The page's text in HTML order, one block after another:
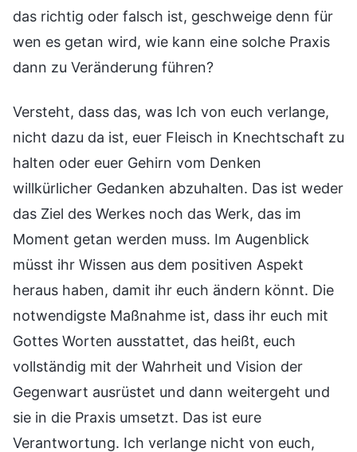
das richtig oder falsch ist, geschweige denn für
wen es getan wird, wie kann eine solche Praxis
dann zu Veränderung führen?
Versteht, dass das, was Ich von euch verlange,
nicht dazu da ist, euer Fleisch in Knechtschaft zu
halten oder euer Gehirn vom Denken
willkürlicher Gedanken abzuhalten. Das ist weder
das Ziel des Werkes noch das Werk, das im
Moment getan werden muss. Im Augenblick
müsst ihr Wissen aus dem positiven Aspekt
heraus haben, damit ihr euch ändern könnt. Die
notwendigste Maßnahme ist, dass ihr euch mit
Gottes Worten ausstattet, das heißt, euch
vollständig mit der Wahrheit und Vision der
Gegenwart ausrüstet und dann weitergeht und
sie in die Praxis umsetzt. Das ist eure
Verantwortung. Ich verlange nicht von euch,